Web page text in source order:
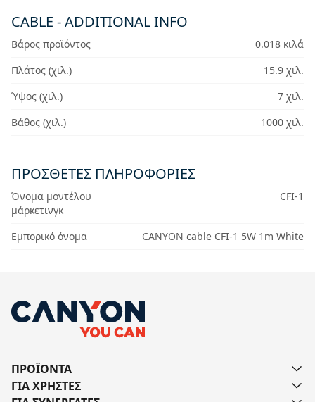
CABLE - ADDITIONAL INFO
Βάρος προϊόντος
0.018 κιλά
Πλάτος (χιλ.)
15.9 χιλ.
Ύψος (χιλ.)
7 χιλ.
Βάθος (χιλ.)
1000 χιλ.
ΠΡΟΣΘΕΤΕΣ ΠΛΗΡΟΦΟΡΙΕΣ
Όνομα μοντέλου
μάρκετινγκ
CFI-1
Εμπορικό όνομα CANYON cable CFI-1 5W 1m White
ΠΡΟΪΟΝΤΑ
ΓΙΑ ΧΡΗΣΤΕΣ